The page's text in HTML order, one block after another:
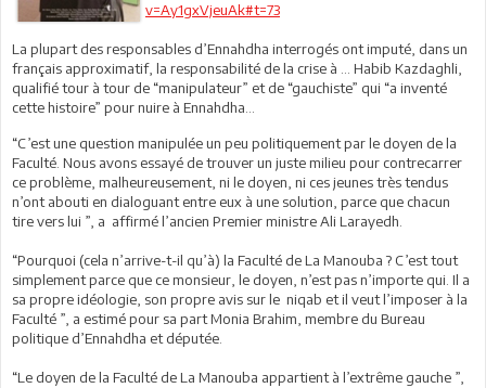
v=Ay1gxVjeuAk#t=73
La plupart des responsables d’Ennahdha interrogés ont imputé, dans un
français approximatif, la responsabilité de la crise à … Habib Kazdaghli,
qualifié tour à tour de “manipulateur” et de “gauchiste” qui “a inventé
cette histoire” pour nuire à Ennahdha…
“C’est une question manipulée un peu politiquement par le doyen de la
Faculté. Nous avons essayé de trouver un juste milieu pour contrecarrer
ce problème, malheureusement, ni le doyen, ni ces jeunes très tendus
n’ont abouti en dialoguant entre eux à une solution, parce que chacun
tire vers lui ”, a affirmé l’ancien Premier ministre Ali Larayedh.
“Pourquoi (cela n’arrive-t-il qu’à) la Faculté de La Manouba ? C’est tout
simplement parce que ce monsieur, le doyen, n’est pas n’importe qui. Il a
sa propre idéologie, son propre avis sur le niqab et il veut l’imposer à la
Faculté ”, a estimé pour sa part Monia Brahim, membre du Bureau
politique d’Ennahdha et députée.
“Le doyen de la Faculté de La Manouba appartient à l’extrême gauche ”,